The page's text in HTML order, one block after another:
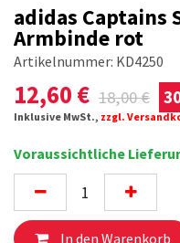
adidas Captains
Armbinde rot
Artikelnummer: KD4250
12,60 € 18,00€
Inklusive MwSt., zzgl.
Voraussichtliche
In den Warenkorb